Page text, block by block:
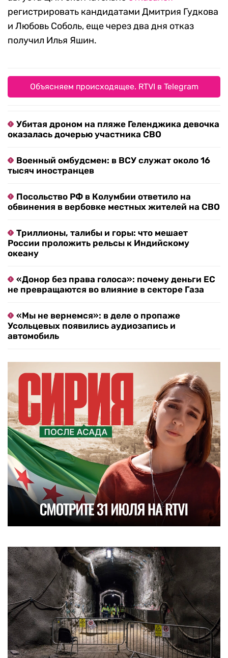
регистрировать кандидатами Дмитрия Гудкова
и Любовь Соболь, еще через два дня отказ
получил Илья Яшин.
Объясняем происходящее. RTVI в Telegram
Убитая дроном на пляже Геленджика девочка
оказалась дочерью участника СВО
Военный омбудсмен: в ВСУ служат около 16
тысяч иностранцев
Посольство РФ в Колумбии ответило на
обвинения в вербовке местных жителей на СВО
Триллионы, талибы и горы: что мешает
России проложить рельсы к Индийскому
океану
«Донор без права голоса»: почему деньги ЕС
не превращаются во влияние в секторе Газа
«Мы не вернемся»: в деле о пропаже
Усольцевых появились аудиозапись и
автомобиль